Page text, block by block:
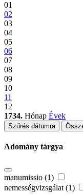
01
02
03
04
05
06
07
08
09
10
11
12
1734. Hónap Évek
Szűrés dátumra
Adomány tárgya
manumissio (1)
nemességvizsgálat (1)